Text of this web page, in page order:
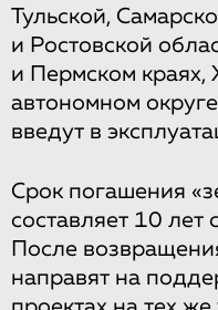
Тульской,
и Ростовской
и Пермском
автономном
введут в
Срок погашения
составляет 10 лет
После
направят на